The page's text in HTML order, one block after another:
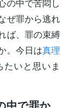
の中で苦悶し
ぜ罪から逃れ
ば、罪の束縛
。今日は真理
いと思いま
中で罪か